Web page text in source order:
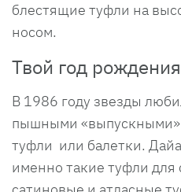
блестящие туфли на
носом.
Твой год
В 1986 году звезды
пышными «выпускными»
туфли или балетки.
именно такие туфли для